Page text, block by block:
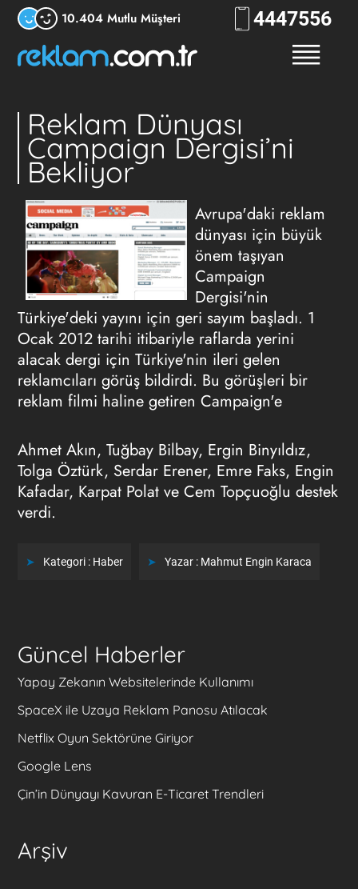
10.404 Mutlu Müşteri 4447556
Reklam Dünyası
Campaign Dergisi’ni
Bekliyor
Avrupa'daki reklam
dünyası için büyük
önem taşıyan
Campaign
Dergisi'nin
Türkiye'deki yayını için geri sayım başladı. 1
Ocak 2012 tarihi itibariyle raflarda yerini
alacak dergi için Türkiye'nin ileri gelen
reklamcıları görüş bildirdi. Bu görüşleri bir
reklam filmi haline getiren Campaign'e
Ahmet Akın, Tuğbay Bilbay, Ergin Binyıldız,
Tolga Öztürk, Serdar Erener, Emre Faks, Engin
Kafadar, Karpat Polat ve Cem Topçuoğlu destek
verdi.
Kategori : Haber Yazar : Mahmut Engin Karaca
Güncel Haberler
Yapay Zekanın Websitelerinde Kullanımı
SpaceX ile Uzaya Reklam Panosu Atılacak
Netflix Oyun Sektörüne Giriyor
Google Lens
Çin’in Dünyayı Kavuran E-Ticaret Trendleri
Arşiv